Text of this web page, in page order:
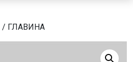
/ ГЛАВИНА